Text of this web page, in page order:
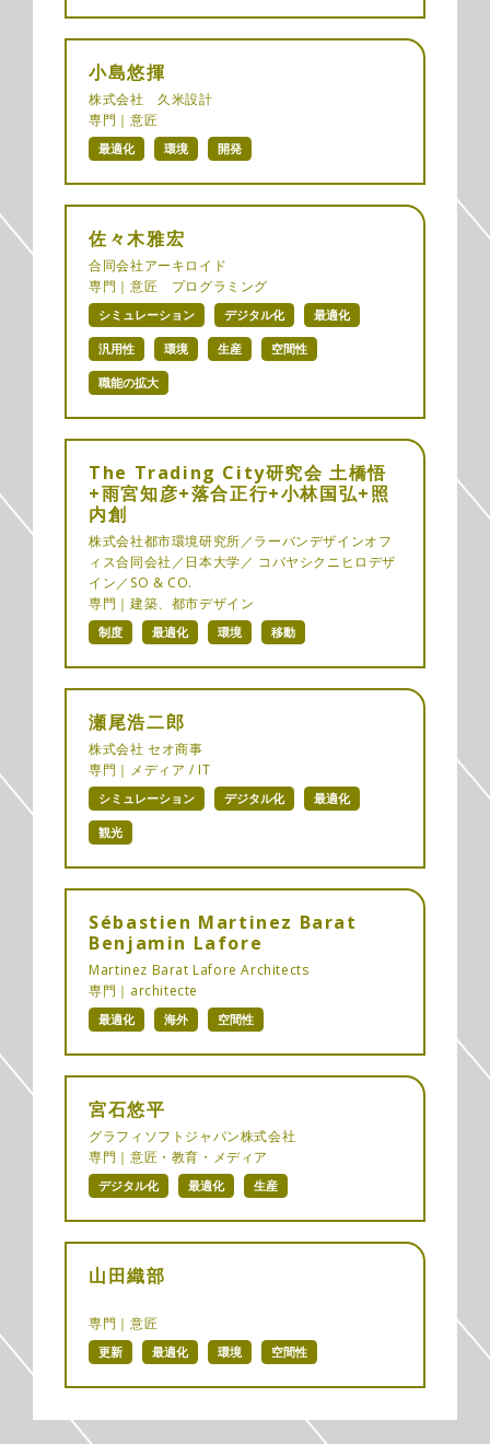
小島悠揮
株式会社 久米設計
専門｜意匠
最適化 環境 開発
佐々木雅宏
合同会社アーキロイド
専門｜意匠 プログラミング
シミュレーション デジタル化 最適化
汎用性 環境 生産 空間性
職能の拡大
The Trading City研究会 土橋悟
+雨宮知彦+落合正行+小林国弘+照
内創
株式会社都市環境研究所／ラーバンデザインオフ
ィス合同会社／日本大学／ コバヤシクニヒロデザ
イン／SO & CO.
専門｜建築、都市デザイン
制度 最適化 環境 移動
瀬尾浩二郎
株式会社 セオ商事
専門｜メディア / IT
シミュレーション デジタル化 最適化
観光
Sébastien Martinez Barat
Benjamin Lafore
Martinez Barat Lafore Architects
専門｜architecte
最適化 海外 空間性
宮石悠平
グラフィソフトジャパン株式会社
専門｜意匠・教育・メディア
デジタル化 最適化 生産
山田織部
専門｜意匠
更新 最適化 環境 空間性